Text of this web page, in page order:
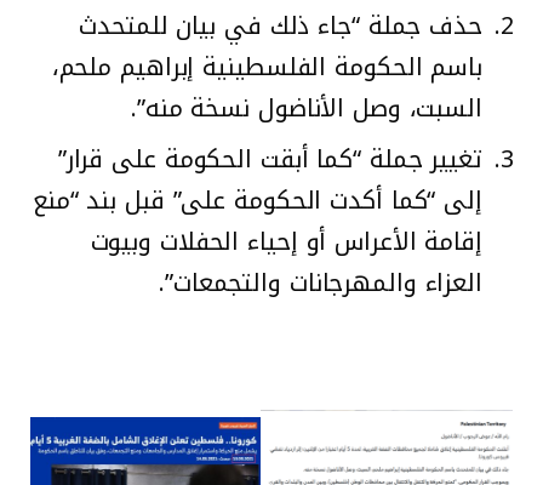
حذف جملة “جاء ذلك في بيان للمتحدث
باسم الحكومة الفلسطينية إبراهيم ملحم،
السبت، وصل الأناضول نسخة منه”.
تغيير جملة “كما أبقت الحكومة على قرار”
إلى “كما أكدت الحكومة على” قبل بند “منع
إقامة الأعراس أو إحياء الحفلات وبيوت
العزاء والمهرجانات والتجمعات”.